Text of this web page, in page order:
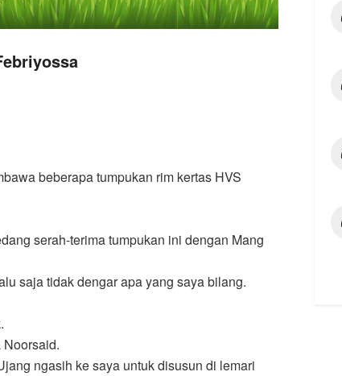
beberapa tumpukan rim kertas HVS
serah-terima tumpukan ini dengan Mang
saja tidak dengar apa yang saya bilang.
Noorsaid.
ngasih ke saya untuk disusun di lemari